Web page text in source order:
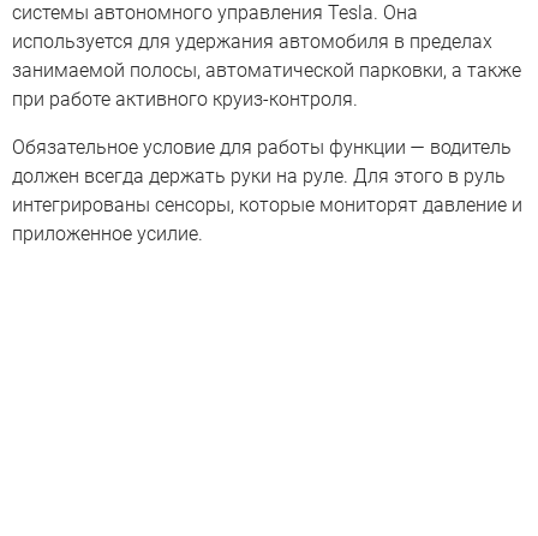
системы автономного управления Tesla. Она
используется для удержания автомобиля в пределах
занимаемой полосы, автоматической парковки, а также
при работе активного круиз-контроля.
Обязательное условие для работы функции — водитель
должен всегда держать руки на руле. Для этого в руль
интегрированы сенсоры, которые мониторят давление и
приложенное усилие.